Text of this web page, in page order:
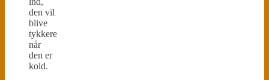
den vil
blive
tykkere
når
den er
kold.